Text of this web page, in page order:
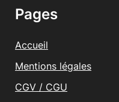
Pages
Accueil
Mentions légales
CGV / CGU